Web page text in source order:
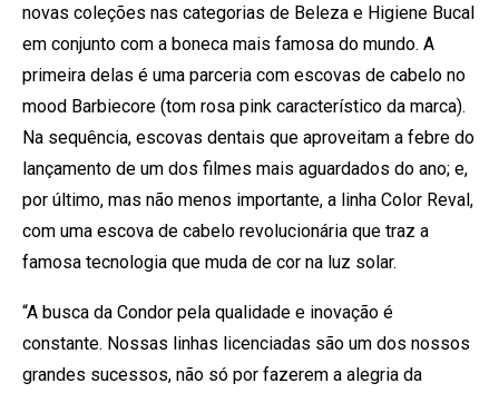
novas coleções nas categorias de Beleza e Higiene Bucal
em conjunto com a boneca mais famosa do mundo. A
primeira delas é uma parceria com escovas de cabelo no
mood Barbiecore (tom rosa pink característico da marca).
Na sequência, escovas dentais que aproveitam a febre do
lançamento de um dos filmes mais aguardados do ano; e,
por último, mas não menos importante, a linha Color Reval,
com uma escova de cabelo revolucionária que traz a
famosa tecnologia que muda de cor na luz solar.
“A busca da Condor pela qualidade e inovação é
constante. Nossas linhas licenciadas são um dos nossos
grandes sucessos, não só por fazerem a alegria da